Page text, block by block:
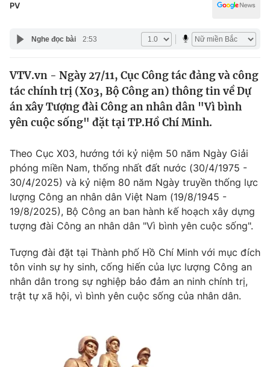
Pháp luật
Y tế
Thế giới
Tin tức
Thế giới đó đây
Câu chuyện quốc tế
Kinh tế
Thị trường
Góc doanh nghiệp
Dữ liệu và đời sống
Truyền hình
Phim VTV
Hậu trường
Nhân vật
Khán giả
Giải trí
Âm nhạc
Sao
Đời sống
Du lịch
Làm đẹp
Giáo dục
Hitech Công nghệ tương lai
Giao lưu trực tuyến
PV
Nghe đọc bài 2:53
VTV.vn - Ngày 27/11, Cục Công tác đảng và công
tác chính trị (X03, Bộ Công an) thông tin về Dự
án xây Tượng đài Công an nhân dân "Vì bình
yên cuộc sống" đặt tại TP.Hồ Chí Minh.
Theo Cục X03, hướng tới kỷ niệm 50 năm Ngày Giải
phóng miền Nam, thống nhất đất nước (30/4/1975 -
30/4/2025) và kỷ niệm 80 năm Ngày truyền thống lực
lượng Công an nhân dân Việt Nam (19/8/1945 -
19/8/2025), Bộ Công an ban hành kế hoạch xây dựng
tượng đài Công an nhân dân "Vì bình yên cuộc sống".
Tượng đài đặt tại Thành phố Hồ Chí Minh với mục đích
tôn vinh sự hy sinh, cống hiến của lực lượng Công an
nhân dân trong sự nghiệp bảo đảm an ninh chính trị,
trật tự xã hội, vì bình yên cuộc sống của nhân dân.